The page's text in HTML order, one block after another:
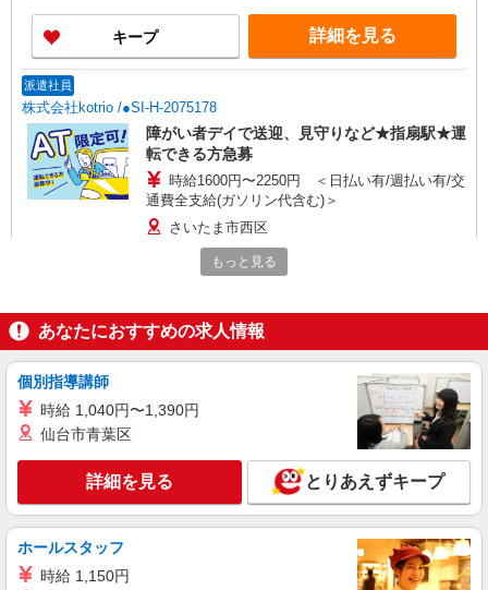
キープ 詳細を見る
派遣社員
株式会社kotrio /●SI-H-2075178
障がい者デイで送迎、見守りなど★指扇駅★運
転できる方急募
時給1600円〜2250円 ＜日払い有/週払い有/交
通費全支給(ガソリン代含む)＞
さいたま市西区
派遣社員
株式会社トラストグロース 新宿本社 第3営業部
時給：初任者研修1200円 /実務者研修1250円 /
介護福祉士1300円 ※資格や経験などによる
キープ 詳細を見る
派遣社員
株式会社トラストグロース 新宿本社 第3営業部
もっと見る
あなたにおすすめの求人情報
個別指導講師
時給 1,040円〜1,390円
仙台市青葉区
詳細を見る とりあえずキープ
ホールスタッフ
時給 1,150円